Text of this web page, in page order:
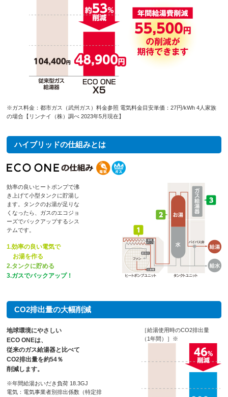
※ガス料金：都市ガス（武州ガス）料金参照 電気料金目安単価：27円/kWh 4人家族
の場合【リンナイ（株）調べ 2023年5月現在】
ハイブリッドの仕組みとは
効率の良いヒートポンプで沸
き上げて小型タンクに貯湯し
ます。タンクのお湯が足りな
くなったら、ガスのエコジョ
ーズでバックアップするシス
テムです。
1.効率の良い電気で
お湯を作る
2.タンクに貯める
3.ガスでバックアップ！
CO2排出量の大幅削減
地球環境にやさしい
ECO ONEは、
従来のガス給湯器と比べて
CO2排出量を約54％
削減します。
※年間給湯おいだき負荷 18.3GJ
電気：電気事業者別排出係数（特定排
［給湯使用時のCO2排出量
（1年間）］※